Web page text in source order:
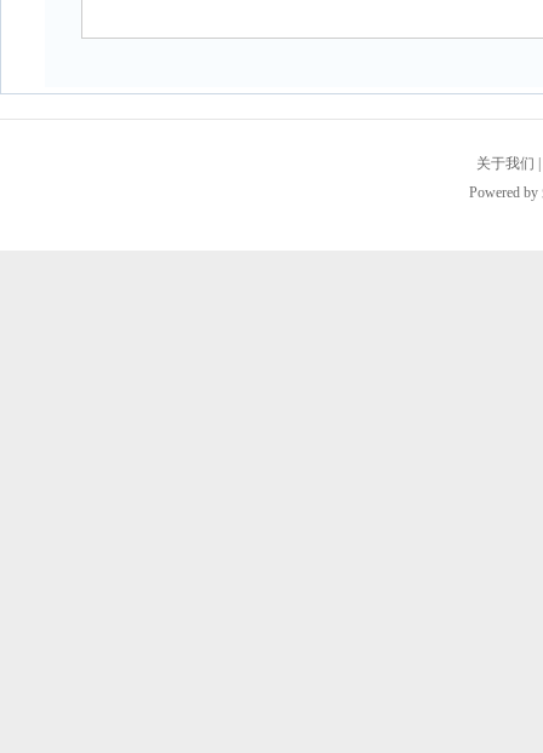
关于我们
Powered by